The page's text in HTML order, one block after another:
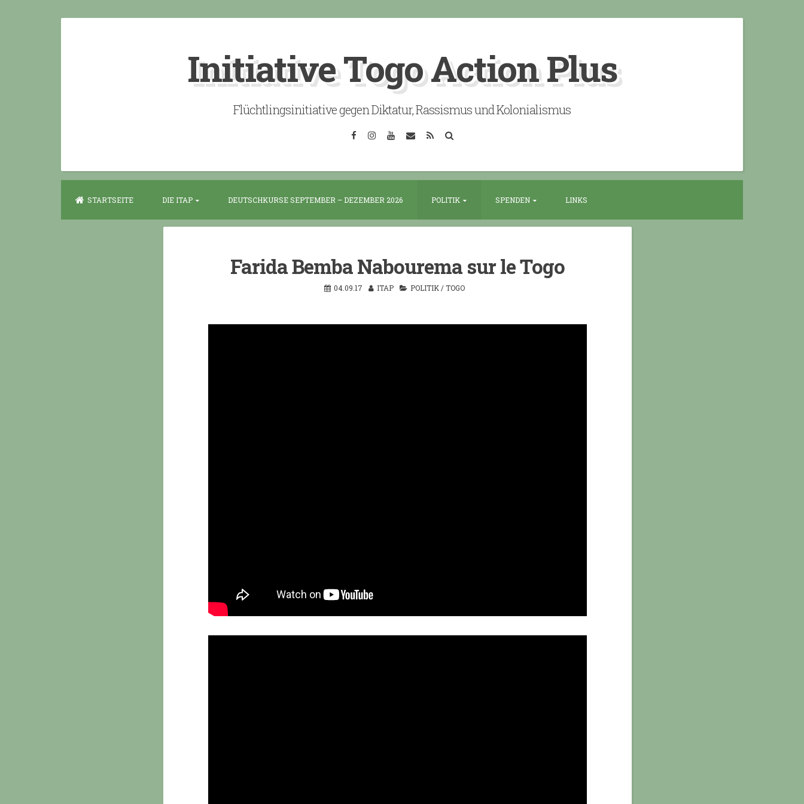
Initiative Togo Action Plus
Flüchtlingsinitiative gegen Diktatur, Rassismus und Kolonialismus
FacebookInstagramYouTube
EmailRSS
STARTSEITE DIE ITAP DEUTSCHKURSE SEPTEMBER – DEZEMBER 2026 POLITIK SPENDEN LINKS
Farida Bemba Nabourema sur le Togo
04.09.17 ITAP POLITIK /TOGO